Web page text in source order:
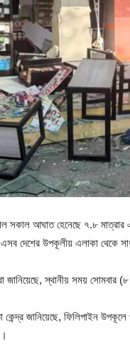
সকাল আঘাত হেনেছে ৭.৮
এসব দেশের উপকূলীয় এলাকা থেকে
জানিয়েছে, স্থানীয় সময় সোমবার
কেন্দ্র জানিয়েছে, ফিলিপাইন